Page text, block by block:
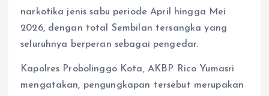
narkotika jenis sabu periode April hingga Mei
2026, dengan total Sembilan tersangka yang
seluruhnya berperan sebagai pengedar.
Kapolres Probolinggo Kota, AKBP Rico Yumasri
mengatakan, pengungkapan tersebut merupakan